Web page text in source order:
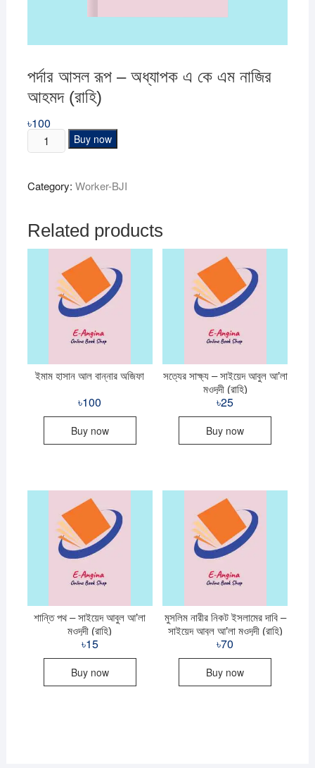
পর্দার আসল রূপ – অধ্যাপক এ কে এম নাজির
আহমদ (রাহি)
৳100
আসল
–
এ
কে
quantity
Buy now
Category: Worker-BJI
Related products
ইমাম হাসান আল বান্নার অজিফা
৳100
Buy now
সত্যের সাক্ষ্য – সাইয়েদ আবুল আ’লা
মওদূদী (রাহি)
৳25
Buy now
শান্তি পথ – সাইয়েদ আবুল আ’লা
মওদূদী (রাহি)
৳15
Buy now
মুসলিম নারীর নিকট ইসলামের দাবি –
সাইয়েদ আবুল আ’লা মওদূদী (রাহি)
৳70
Buy now